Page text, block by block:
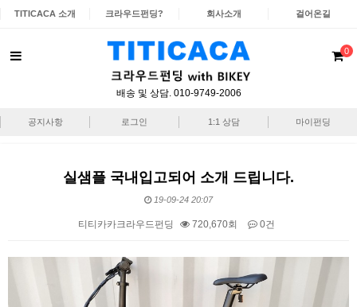
TITICACA 소개 크라우드펀딩? 회사소개 걸어온길
배송 및 상담. 010-9749-2006
0
공지사항 로그인 1:1 상담 마이펀딩
실샘플 국내입고되어 소개 드립니다.
19-09-24 20:07
티티카카크라우드펀딩 720,670회 0건